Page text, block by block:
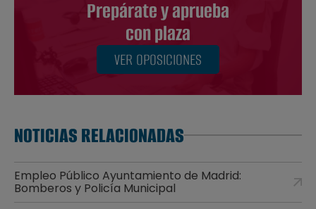
Prepárate y aprueba
con plaza
VER OPOSICIONES
NOTICIAS RELACIONADAS
Empleo Público Ayuntamiento de Madrid:
Bomberos y Policía Municipal